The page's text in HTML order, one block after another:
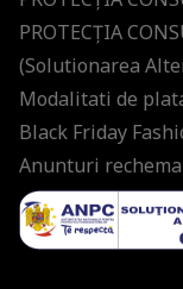
PROTECŢIA
(Solutionarea
Modalitati de
Black Friday
Anunturi